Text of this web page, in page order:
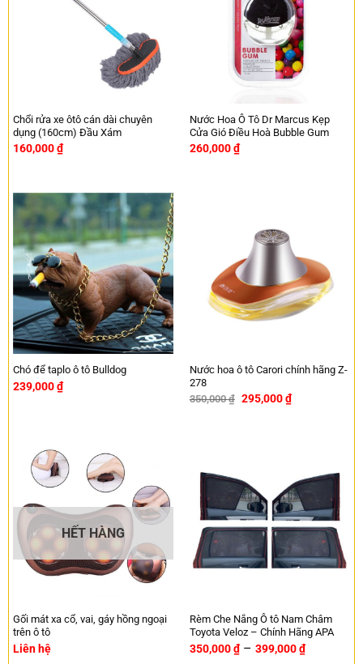
Chổi rửa xe ôtô cán dài chuyên
dụng (160cm) Đầu Xám
160,000₫
Nước Hoa Ô Tô Dr Marcus Kẹp
Cửa Gió Điều Hoà Bubble Gum
260,000₫
Chó để taplo ô tô Bulldog
239,000₫
Nước hoa ô tô Carori chính hãng Z-
278
350,000₫ 295,000₫
HẾT HÀNG
Gối mát xa cổ, vai, gáy hồng ngoại
trên ô tô
Liên hệ
Rèm Che Nắng Ô tô Nam Châm
Toyota Veloz – Chính Hãng APA
350,000₫ – 399,000₫